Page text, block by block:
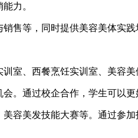
力。
售等，同时提供美容美体实践
室、西餐烹饪实训室、美容
。通过校企合作，学生可以
容美发技能大赛等。通过参